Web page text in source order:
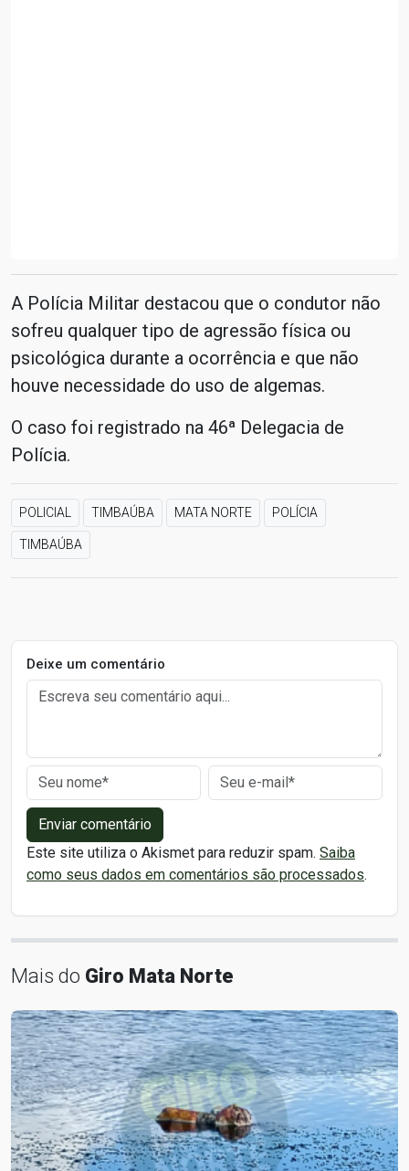
A Polícia Militar destacou que o condutor não
sofreu qualquer tipo de agressão física ou
psicológica durante a ocorrência e que não
houve necessidade do uso de algemas.
O caso foi registrado na 46ª Delegacia de
Polícia.
POLICIAL TIMBAÚBA MATA NORTE POLÍCIA
TIMBAÚBA
Deixe um comentário
Enviar comentário
Este site utiliza o Akismet para reduzir spam. Saiba
como seus dados em comentários são processados.
Mais do Giro Mata Norte